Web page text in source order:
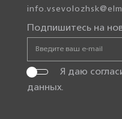
Подпишитесь на
Я даю
данных.